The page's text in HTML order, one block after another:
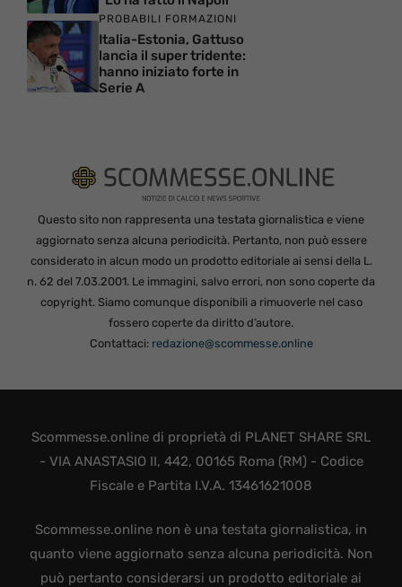
PROBABILI FORMAZIONI
Italia-Estonia, Gattuso
lancia il super tridente:
hanno iniziato forte in
Serie A
Questo sito non rappresenta una testata giornalistica e viene
aggiornato senza alcuna periodicità. Pertanto, non può essere
considerato in alcun modo un prodotto editoriale ai sensi della L.
n. 62 del 7.03.2001. Le immagini, salvo errori, non sono coperte da
copyright. Siamo comunque disponibili a rimuoverle nel caso
fossero coperte da diritto d’autore.
Contattaci: redazione@scommesse.online
Scommesse.online di proprietà di PLANET SHARE SRL
- VIA ANASTASIO II, 442, 00165 Roma (RM) - Codice
Fiscale e Partita I.V.A. 13461621008
Scommesse.online non è una testata giornalistica, in
quanto viene aggiornato senza alcuna periodicità. Non
può pertanto considerarsi un prodotto editoriale ai